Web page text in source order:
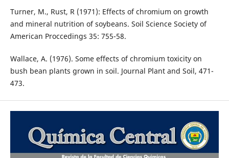
Turner, M., Rust, R (1971): Effects of chromium on growth
and mineral nutrition of soybeans. Soil Science Society of
American Proccedings 35: 755-58.
Wallace, A. (1976). Some effects of chromium toxicity on
bush bean plants grown in soil. Journal Plant and Soil, 471-
473.